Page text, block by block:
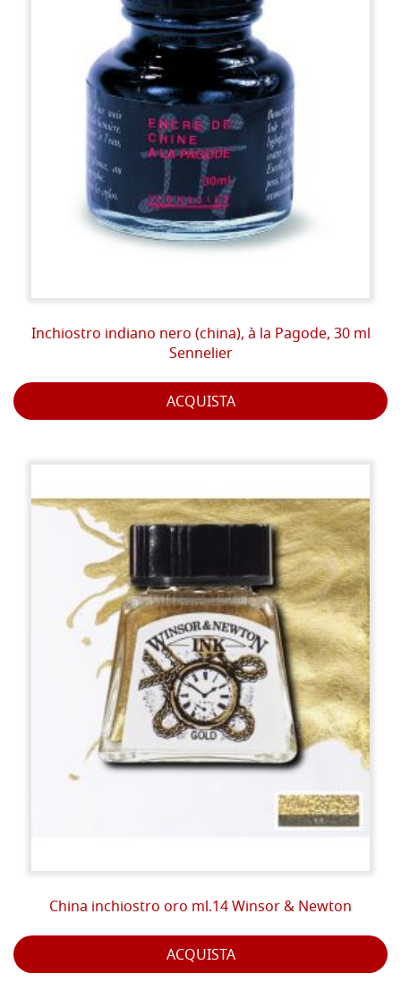
Inchiostro indiano nero (china), à la Pagode, 30 ml
Sennelier
ACQUISTA
China inchiostro oro ml.14 Winsor & Newton
ACQUISTA